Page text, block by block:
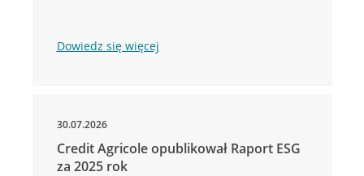
Dowiedz się więcej
30.07.2026
Credit Agricole opublikował Raport ESG
za 2025 rok